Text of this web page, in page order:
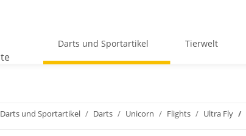
Darts und Sportartikel Tierwelt
Darts und Sportartikel Darts Unicorn Flights Ultra Fly